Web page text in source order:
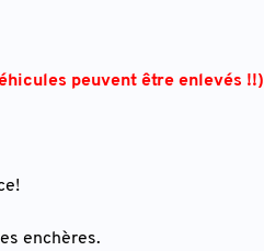
peuvent être enlevés !!)
enchères.